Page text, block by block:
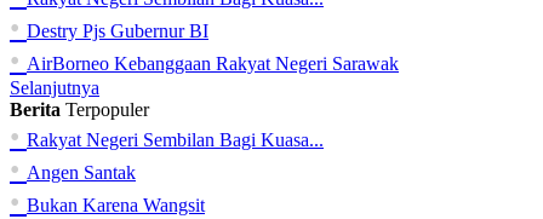
• Destry Pjs Gubernur BI
• AirBorneo Kebanggaan Rakyat Negeri Sarawak
Selanjutnya
Berita Terpopuler
• Rakyat Negeri Sembilan Bagi Kuasa...
• Angen Santak
• Bukan Karena Wangsit